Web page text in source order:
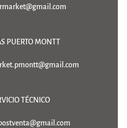
PUERTO MONTT
TÉCNICO